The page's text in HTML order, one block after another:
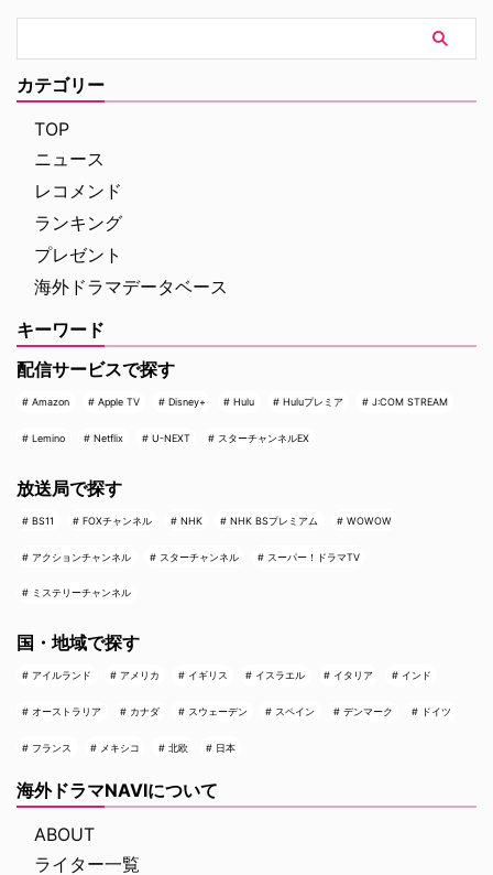
の原作の発表・収録と大きく順番
が異なる本作。そうしたシャッフ
ルに加えて、あらすじや見どこ
ろ、キャストの経歴（その後 …
いやアフレコ裏話をたっぷりと語
った熱気あふれるイベントの模様
ラノサウルスの前で恐竜トーク
カテゴリー
TOP
ニュース
レコメンド
ランキング
プレゼント
海外ドラマデータベース
キーワード
配信サービスで探す
Amazon Apple TV Disney+ Hulu Huluプレミア J:COM STREAM
Lemino Netflix U-NEXT スターチャンネルEX
放送局で探す
BS11 FOXチャンネル NHK NHK BSプレミアム WOWOW
アクションチャンネル スターチャンネル スーパー！ドラマTV
ミステリーチャンネル
国・地域で探す
アイルランド アメリカ イギリス イスラエル イタリア インド
オーストラリア カナダ スウェーデン スペイン デンマーク ドイツ
フランス メキシコ 北欧 日本
海外ドラマNAVIについて
ABOUT
ライター一覧